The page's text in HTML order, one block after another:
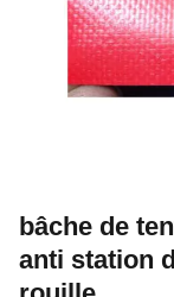
bâche de
anti station